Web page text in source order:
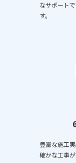
なサポート
す。
豊富な施工
確かな工事が